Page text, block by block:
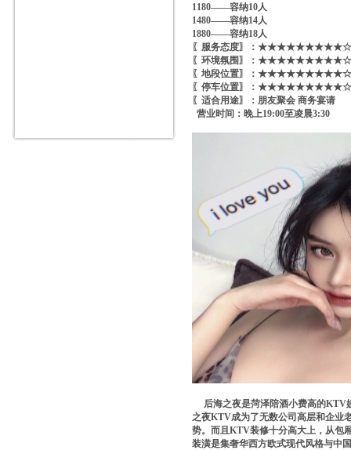
1180——容纳10人
1480——容纳14人
1880——容纳18人
〖服务态度〗：★★★★★★★★★☆
〖环境氛围〗：★★★★★★★★★☆
〖地段位置〗：★★★★★★★★★☆
〖停车位置〗：★★★★★★★★★☆
〖适合用途〗：朋友聚会 商务宴请
营业时间：晚上19:00至凌晨3:30
后海之夜是菏泽陪酒小费高的KTV
之夜KTV成为了无数公司高层和企业
势。而且KTV装修十分高大上，从包
装潢是集奢华西方欧式现代风格与中